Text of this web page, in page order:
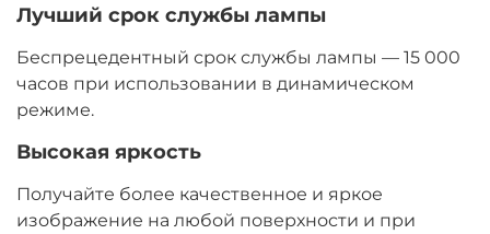
Лучший срок службы лампы
Беспрецедентный срок службы лампы — 15 000
часов при использовании в динамическом
режиме.
Высокая яркость
Получайте более качественное и яркое
изображение на любой поверхности и при